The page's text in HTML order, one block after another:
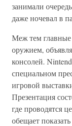
занимали
даже ночевал в
Меж тем главные
оружием,
консолей.
специальном
игровой
Презентация
где проводятся
обещает